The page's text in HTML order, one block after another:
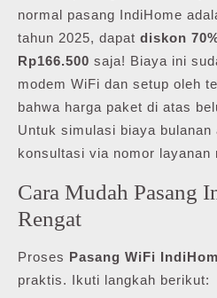
normal pasang IndiHome
tahun 2025, dapat diskon
Rp166.500 saja! Biaya ini
modem WiFi dan setup oleh
bahwa harga paket di atas
Untuk simulasi biaya bulanan
konsultasi via nomor layanan
Cara Mudah Pasang
Rengat
Proses Pasang WiFi
praktis. Ikuti langkah berikut: